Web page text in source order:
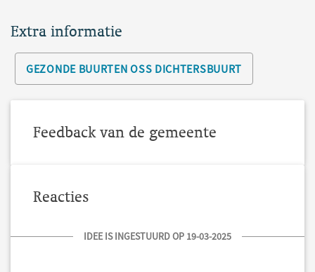
Extra informatie
GEZONDE BUURTEN OSS DICHTERSBUURT
Feedback van de gemeente
Reacties
IDEE IS INGESTUURD OP 19-03-2025